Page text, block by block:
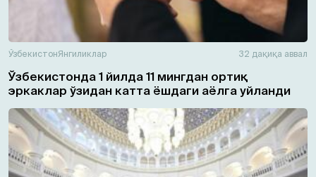
ЎзбекистонЯнгиликлар 32 дақиқа аввал
Ўзбекистонда 1 йилда 11 мингдан ортиқ
эркаклар ўзидан катта ёшдаги аёлга уйланди